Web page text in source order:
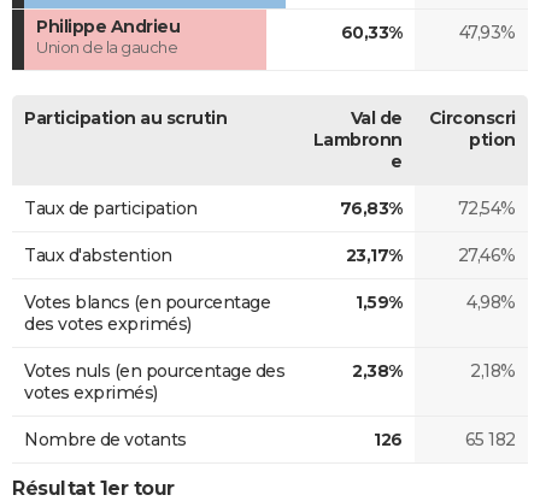
Philippe Andrieu
Union de la gauche
60,33% 47,93%
Participation au scrutin
Val de
Lambronn
e
Circonscri
ption
Taux de participation 76,83% 72,54%
Taux d'abstention 23,17% 27,46%
Votes blancs (en pourcentage
des votes exprimés)
1,59% 4,98%
Votes nuls (en pourcentage des
votes exprimés)
2,38% 2,18%
Nombre de votants 126 65 182
Résultat 1er tour